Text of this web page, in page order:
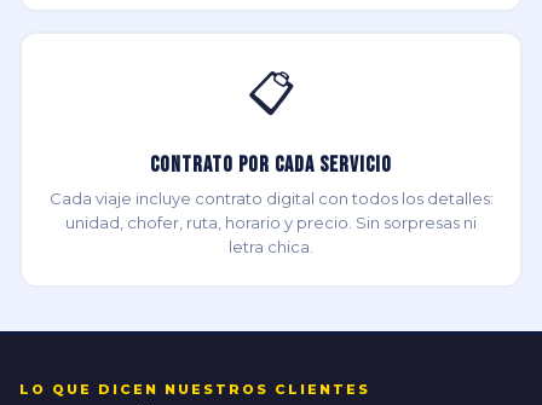
📋
Contrato por Cada Servicio
Cada viaje incluye contrato digital con todos los detalles:
unidad, chofer, ruta, horario y precio. Sin sorpresas ni
letra chica.
LO QUE DICEN NUESTROS CLIENTES